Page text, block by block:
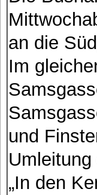
an die
Im
und
„In den